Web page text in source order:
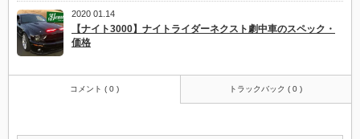
2020 01.14
【ナイト3000】ナイトライダーネクスト劇中車のスペック・
価格
コメント ( 0 ) トラックバック ( 0 )